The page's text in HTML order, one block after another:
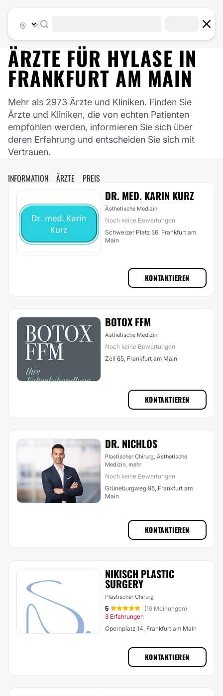
ÄRZTE FÜR HYLASE IN
FRANKFURT AM MAIN
Mehr als 2973 Ärzte und Kliniken. Finden Sie
Ärzte und Kliniken, die von echten Patienten
empfohlen werden, informieren Sie sich über
deren Erfahrung und entscheiden Sie sich mit
Vertrauen.
INFORMATION ÄRZTE PREIS
DR. MED. KARIN KURZ
Ästhetische Medizin
Noch keine Bewertungen
Schweizer Platz 56, Frankfurt am
Main
KONTAKTIEREN
BOTOX FFM
Ästhetische Medizin
Noch keine Bewertungen
Zeil 65, Frankfurt am Main
KONTAKTIEREN
DR. NICHLOS
Plastischer Chirurg, Ästhetische
Medizin, mehr
Noch keine Bewertungen
Grüneburgweg 95, Frankfurt am
Main
KONTAKTIEREN
NIKISCH PLASTIC
SURGERY
Plastischer Chirurg
5 (19 Meinungen)·
3 Erfahrungen
Opernplatz 14, Frankfurt am Main
KONTAKTIEREN